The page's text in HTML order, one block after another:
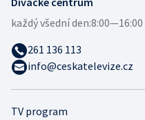
TV program
každý všední den:
261 136 113
info@ceskatelevize.cz